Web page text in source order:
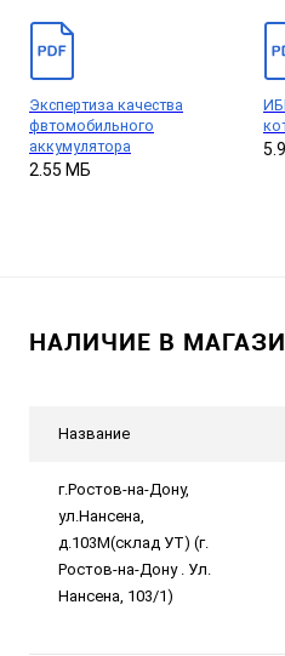
Экспертиза качества
фвтомобильного
аккумулятора
2.55 МБ
НАЛИЧИЕ В
Название
г.Ростов-на-Дону,
ул.Нансена,
д.103М(склад УТ) (г.
Ростов-на-Дону . Ул.
Нансена, 103/1)